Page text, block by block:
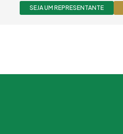
SEJA UM REPRESENTANTE